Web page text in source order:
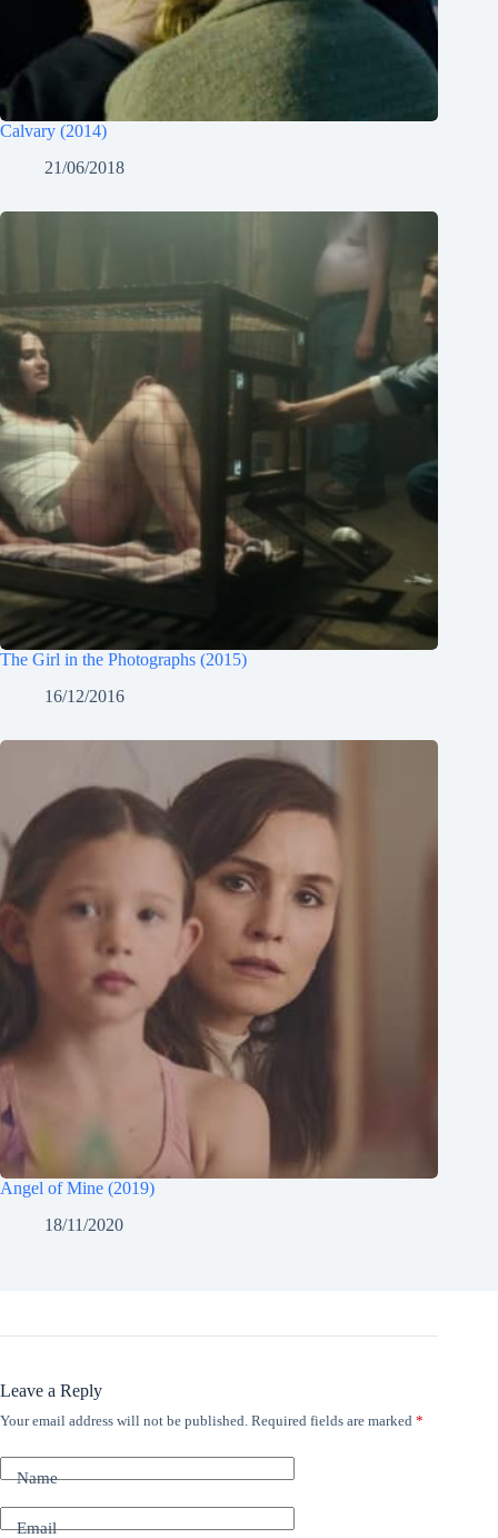
Calvary (2014)
21/06/2018
The Girl in the Photographs (2015)
16/12/2016
Angel of Mine (2019)
18/11/2020
Leave a Reply
Your email address will not be published. Required fields are marked *
Name
Email